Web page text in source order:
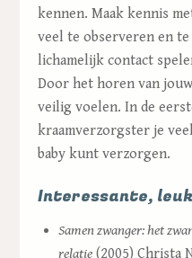
kennen. Maak kennis
veel te observeren en
lichamelijk contact
Door het horen van
veilig voelen. In de
kraamverzorgster je
baby kunt verzorgen.
Interessante,
Samenzwanger: het
relatie (2005) Christa